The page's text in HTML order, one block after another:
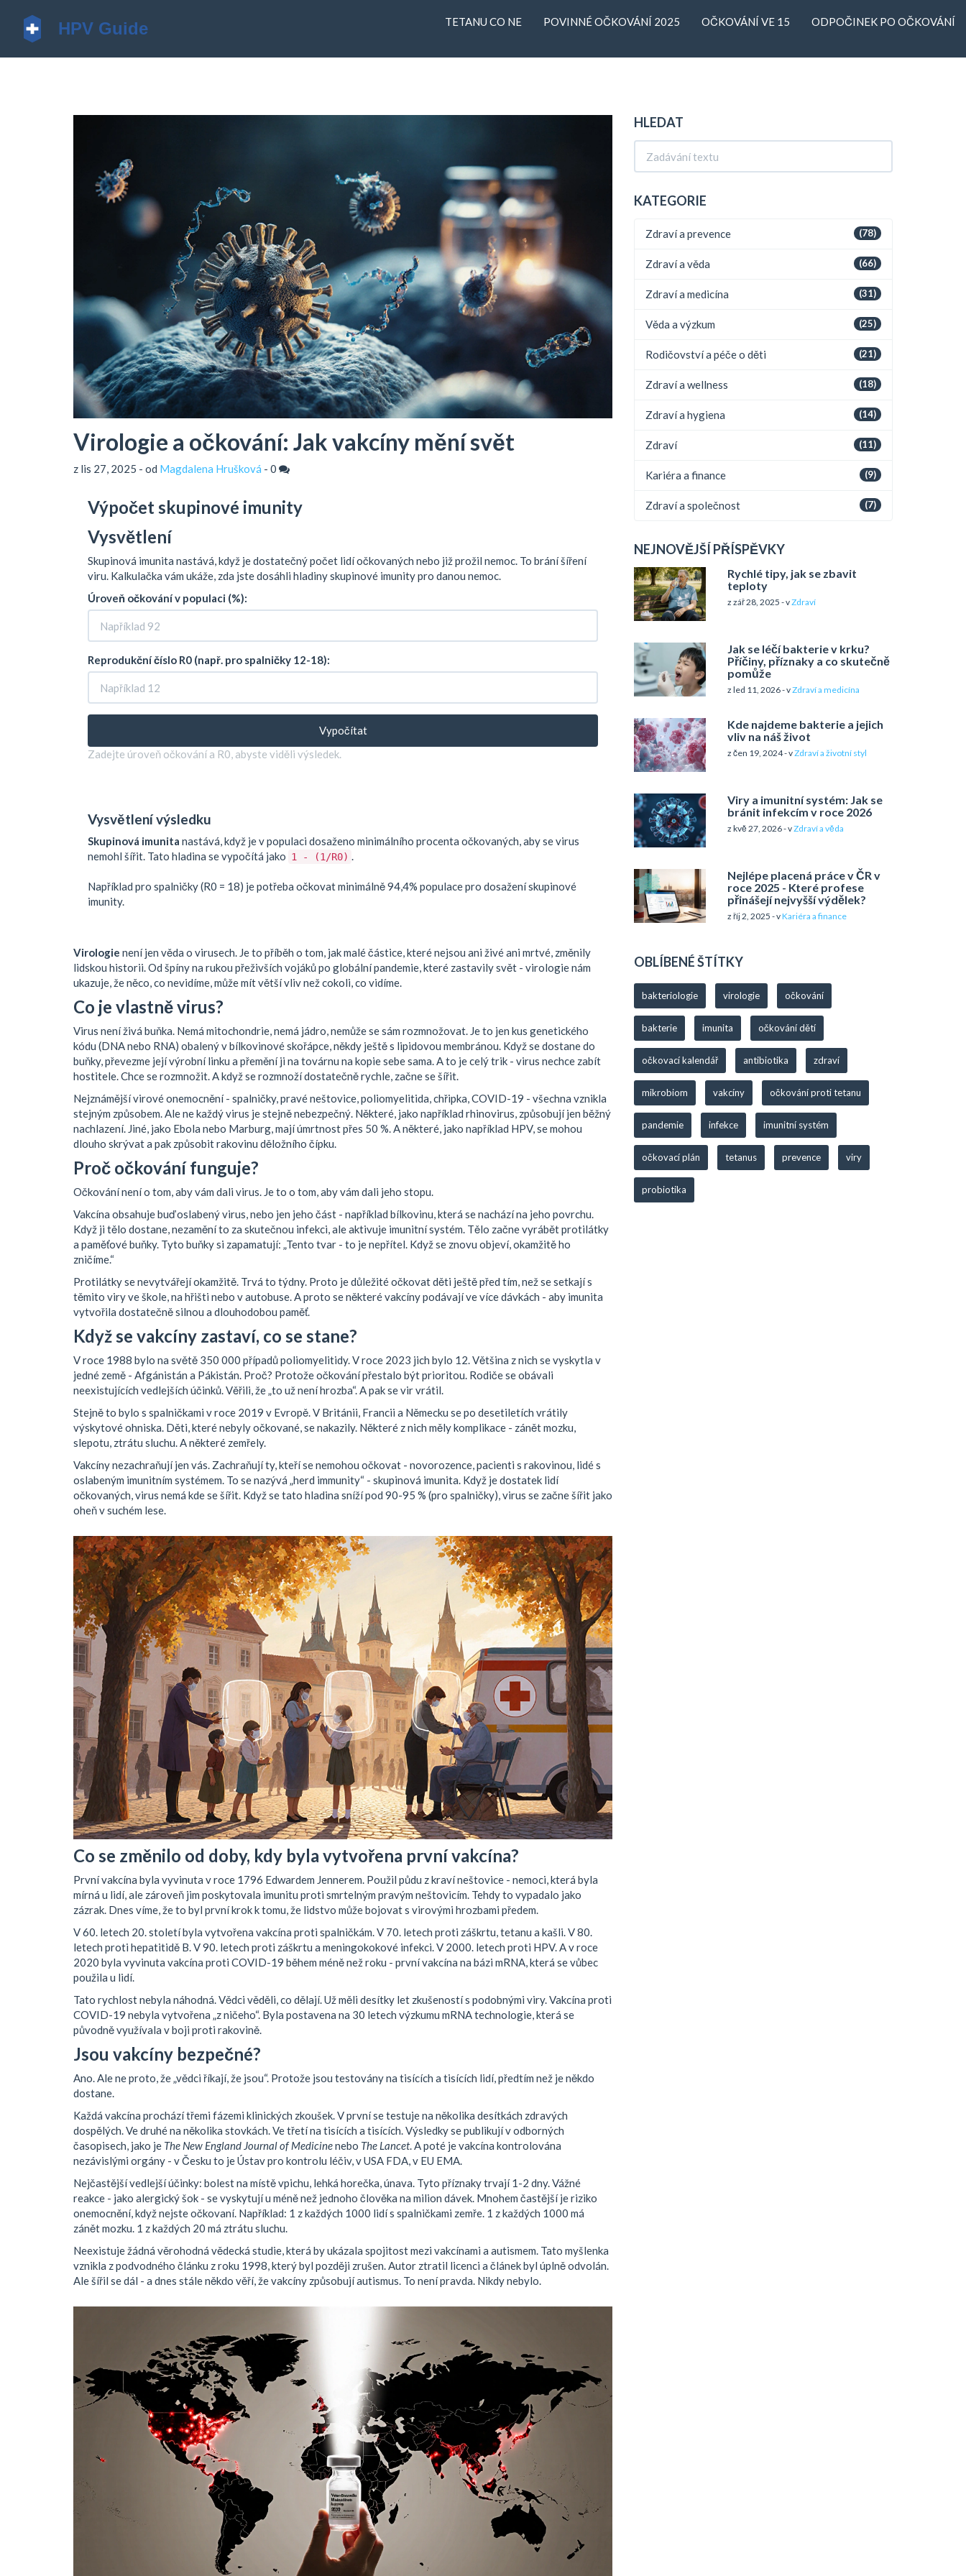
TETANU CO NE POVINNÉ OČKOVÁNÍ 2025 OČKOVÁNÍ VE 15 ODPOČINEK PO OČKOVÁNÍ
Virologie a očkování: Jak vakcíny mění svět
z lis 27, 2025 - od Magdalena Hrušková - 0
Výpočet skupinové imunity
Vysvětlení
Skupinová imunita nastává, když je dostatečný počet lidí očkovaných nebo již prožil nemoc. To brání šíření
viru. Kalkulačka vám ukáže, zda jste dosáhli hladiny skupinové imunity pro danou nemoc.
Úroveň očkování v populaci (%):
Reprodukční číslo R0 (např. pro spalničky 12-18):
Vypočítat
Zadejte úroveň očkování a R0, abyste viděli výsledek.
Vysvětlení výsledku
Skupinová imunita nastává, když je v populaci dosaženo minimálního procenta očkovaných, aby se virus
nemohl šířit. Tato hladina se vypočítá jako 1 - (1/R0) .
Například pro spalničky (R0 = 18) je potřeba očkovat minimálně 94,4% populace pro dosažení skupinové
imunity.
Virologie není jen věda o virusech. Je to příběh o tom, jak malé částice, které nejsou ani živé ani mrtvé, změnily
lidskou historii. Od špíny na rukou přeživších vojáků po globální pandemie, které zastavily svět - virologie nám
ukazuje, že něco, co nevidíme, může mít větší vliv než cokoli, co vidíme.
Co je vlastně virus?
Virus není živá buňka. Nemá mitochondrie, nemá jádro, nemůže se sám rozmnožovat. Je to jen kus genetického
kódu (DNA nebo RNA) obalený v bílkovinové skořápce, někdy ještě s lipidovou membránou. Když se dostane do
buňky, převezme její výrobní linku a přemění ji na továrnu na kopie sebe sama. A to je celý trik - virus nechce zabít
hostitele. Chce se rozmnožit. A když se rozmnoží dostatečně rychle, začne se šířit.
Nejznámější virové onemocnění - spalničky, pravé neštovice, poliomyelitida, chřipka, COVID-19 - všechna vznikla
stejným způsobem. Ale ne každý virus je stejně nebezpečný. Některé, jako například rhinovirus, způsobují jen běžný
nachlazení. Jiné, jako Ebola nebo Marburg, mají úmrtnost přes 50 %. A některé, jako například HPV, se mohou
dlouho skrývat a pak způsobit rakovinu děložního čípku.
Proč očkování funguje?
Očkování není o tom, aby vám dali virus. Je to o tom, aby vám dali jeho stopu.
Vakcína obsahuje buď oslabený virus, nebo jen jeho část - například bílkovinu, která se nachází na jeho povrchu.
Když ji tělo dostane, nezamění to za skutečnou infekci, ale aktivuje imunitní systém. Tělo začne vyrábět protilátky
a paměťové buňky. Tyto buňky si zapamatují: „Tento tvar - to je nepřítel. Když se znovu objeví, okamžitě ho
zničíme.“
Protilátky se nevytvářejí okamžitě. Trvá to týdny. Proto je důležité očkovat děti ještě před tím, než se setkají s
těmito viry ve škole, na hřišti nebo v autobuse. A proto se některé vakcíny podávají ve více dávkách - aby imunita
vytvořila dostatečně silnou a dlouhodobou paměť.
Když se vakcíny zastaví, co se stane?
V roce 1988 bylo na světě 350 000 případů poliomyelitidy. V roce 2023 jich bylo 12. Většina z nich se vyskytla v
jedné země - Afgánistán a Pákistán. Proč? Protože očkování přestalo být prioritou. Rodiče se obávali
neexistujících vedlejších účinků. Věřili, že „to už není hrozba“. A pak se vir vrátil.
Stejně to bylo s spalničkami v roce 2019 v Evropě. V Británii, Francii a Německu se po desetiletích vrátily
výskytové ohniska. Děti, které nebyly očkované, se nakazily. Některé z nich měly komplikace - zánět mozku,
slepotu, ztrátu sluchu. A některé zemřely.
Vakcíny nezachraňují jen vás. Zachraňují ty, kteří se nemohou očkovat - novorozence, pacienti s rakovinou, lidé s
oslabeným imunitním systémem. To se nazývá „herd immunity“ - skupinová imunita. Když je dostatek lidí
očkovaných, virus nemá kde se šířit. Když se tato hladina sníží pod 90-95 % (pro spalničky), virus se začne šířit jako
oheň v suchém lese.
Co se změnilo od doby, kdy byla vytvořena první vakcína?
První vakcína byla vyvinuta v roce 1796 Edwardem Jennerem. Použil půdu z kraví neštovice - nemoci, která byla
mírná u lidí, ale zároveň jim poskytovala imunitu proti smrtelným pravým neštovicím. Tehdy to vypadalo jako
zázrak. Dnes víme, že to byl první krok k tomu, že lidstvo může bojovat s virovými hrozbami předem.
V 60. letech 20. století byla vytvořena vakcína proti spalničkám. V 70. letech proti záškrtu, tetanu a kašli. V 80.
letech proti hepatitidě B. V 90. letech proti záškrtu a meningokokové infekci. V 2000. letech proti HPV. A v roce
2020 byla vyvinuta vakcína proti COVID-19 během méně než roku - první vakcína na bázi mRNA, která se vůbec
použila u lidí.
Tato rychlost nebyla náhodná. Vědci věděli, co dělají. Už měli desítky let zkušeností s podobnými viry. Vakcína proti
COVID-19 nebyla vytvořena „z ničeho“. Byla postavena na 30 letech výzkumu mRNA technologie, která se
původně využívala v boji proti rakovině.
Jsou vakcíny bezpečné?
Ano. Ale ne proto, že „vědci říkají, že jsou“. Protože jsou testovány na tisících a tisících lidí, předtím než je někdo
dostane.
Každá vakcína prochází třemi fázemi klinických zkoušek. V první se testuje na několika desítkách zdravých
dospělých. Ve druhé na několika stovkách. Ve třetí na tisících a tisících. Výsledky se publikují v odborných
časopisech, jako je The New England Journal of Medicinenebo The Lancet. A poté je vakcína kontrolována
nezávislými orgány - v Česku to je Ústav pro kontrolu léčiv, v USA FDA, v EU EMA.
Nejčastější vedlejší účinky: bolest na místě vpichu, lehká horečka, únava. Tyto příznaky trvají 1-2 dny. Vážné
reakce - jako alergický šok - se vyskytují u méně než jednoho člověka na milion dávek. Mnohem častější je riziko
onemocnění, když nejste očkovaní. Například: 1 z každých 1000 lidí s spalničkami zemře. 1 z každých 1000 má
zánět mozku. 1 z každých 20 má ztrátu sluchu.
Neexistuje žádná věrohodná vědecká studie, která by ukázala spojitost mezi vakcínami a autismem. Tato myšlenka
vznikla z podvodného článku z roku 1998, který byl později zrušen. Autor ztratil licenci a článek byl úplně odvolán.
Ale šířil se dál - a dnes stále někdo věří, že vakcíny způsobují autismus. To není pravda. Nikdy nebylo.
HLEDAT
KATEGORIE
(78)
Zdraví a prevence
(66)
Zdraví a věda
(31)
Zdraví a medicína
(25)
Věda a výzkum
(21)
Rodičovství a péče o děti
(18)
Zdraví a wellness
(14)
Zdraví a hygiena
(11)
Zdraví
(9)
Kariéra a finance
(7)
Zdraví a společnost
NEJNOVĚJŠÍ PŘÍSPĚVKY
Rychlé tipy, jak se zbavit
teploty
z zář 28, 2025 - vZdraví
Jak se léčí bakterie v krku?
Příčiny, příznaky a co skutečně
pomůže
z led 11, 2026 - vZdraví a medicína
Kde najdeme bakterie a jejich
vliv na náš život
z čen 19, 2024 - vZdraví a životní styl
Viry a imunitní systém: Jak se
bránit infekcím v roce 2026
z kvě 27, 2026 - vZdraví a věda
Nejlépe placená práce v ČR v
roce 2025 - Které profese
přinášejí nejvyšší výdělek?
z říj 2, 2025 - vKariéra a finance
OBLÍBENÉ ŠTÍTKY
bakteriologie virologie očkování
bakterie imunita očkování dětí
očkovací kalendář antibiotika zdraví
mikrobiom vakcíny očkování proti tetanu
pandemie infekce imunitní systém
očkovací plán tetanus prevence viry
probiotika